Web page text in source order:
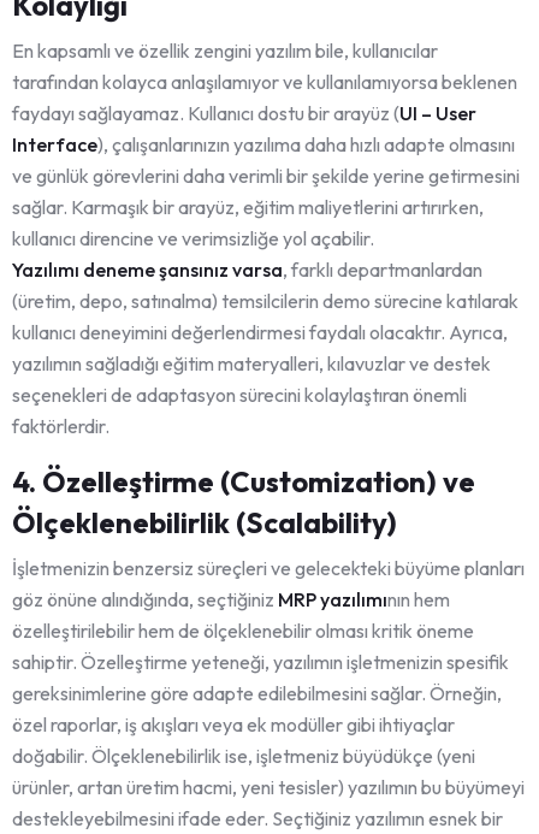
En kapsamlı ve özellik zengini yazılım bile, kullanıcılar
tarafından kolayca anlaşılamıyor ve kullanılamıyorsa beklenen
faydayı sağlayamaz. Kullanıcı dostu bir arayüz (UI – User
Interface), çalışanlarınızın yazılıma daha hızlı adapte olmasını
ve günlük görevlerini daha verimli bir şekilde yerine getirmesini
sağlar. Karmaşık bir arayüz, eğitim maliyetlerini artırırken,
kullanıcı direncine ve verimsizliğe yol açabilir.
Yazılımı deneme şansınız varsa, farklı departmanlardan
(üretim, depo, satınalma) temsilcilerin demo sürecine katılarak
kullanıcı deneyimini değerlendirmesi faydalı olacaktır. Ayrıca,
yazılımın sağladığı eğitim materyalleri, kılavuzlar ve destek
seçenekleri de adaptasyon sürecini kolaylaştıran önemli
faktörlerdir.
4. Özelleştirme (Customization) ve
Ölçeklenebilirlik (Scalability)
İşletmenizin benzersiz süreçleri ve gelecekteki büyüme planları
göz önüne alındığında, seçtiğiniz MRP yazılımının hem
özelleştirilebilir hem de ölçeklenebilir olması kritik öneme
sahiptir. Özelleştirme yeteneği, yazılımın işletmenizin spesifik
gereksinimlerine göre adapte edilebilmesini sağlar. Örneğin,
özel raporlar, iş akışları veya ek modüller gibi ihtiyaçlar
doğabilir. Ölçeklenebilirlik ise, işletmeniz büyüdükçe (yeni
ürünler, artan üretim hacmi, yeni tesisler) yazılımın bu büyümeyi
destekleyebilmesini ifade eder. Seçtiğiniz yazılımın esnek bir